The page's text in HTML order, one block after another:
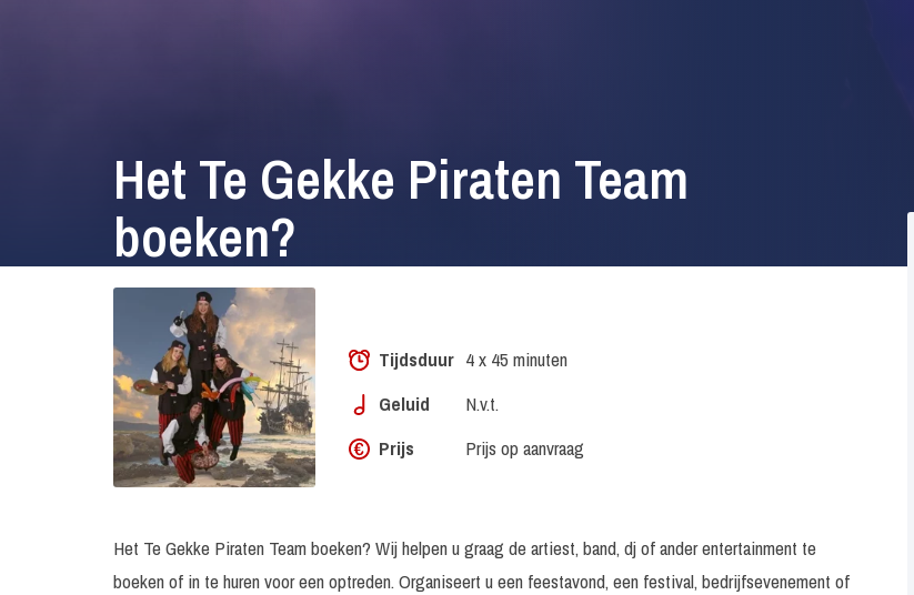
Het Te Gekke Piraten Team
boeken?
Tijdsduur 4 x 45 minuten
Geluid
N.v.t.
Prijs
Prijs op aanvraag
Het Te Gekke Piraten Team boeken? Wij helpen u graag de artiest, band, dj of ander entertainment te
boeken of in te huren voor een optreden. Organiseert u een feestavond, een festival, bedrijfsevenement of